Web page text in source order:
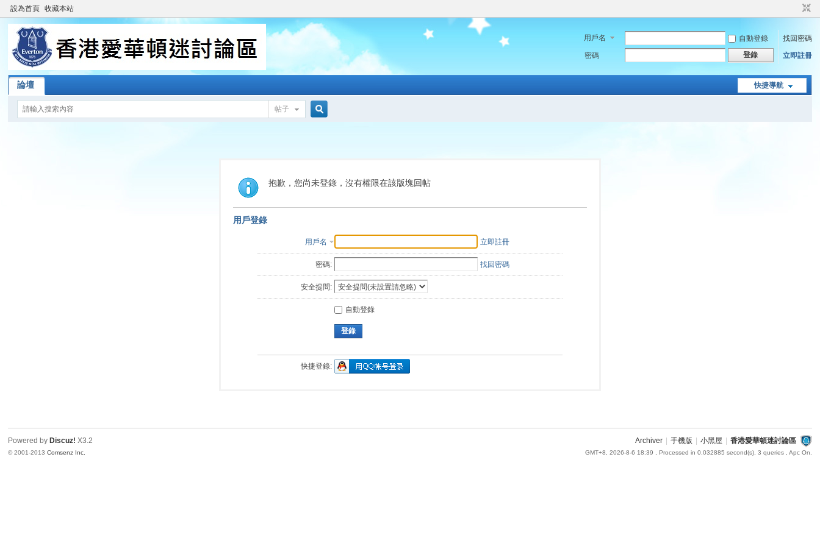
設為首頁 收藏本站
用戶名 自動登錄
找回密碼
密碼
登錄 立即註冊
快捷導航
論壇
帖子
索
抱歉，您尚未登錄，沒有權限在該版塊回帖
用戶登錄
用戶名 立即註冊
密碼: 找回密碼
安全提問:
自動登錄
登錄
快捷登錄:
Archiver 手機版 小黑屋 香港愛華頓迷討論區
GMT+8, 2026-8-6 18:39 , Processed in 0.032885 second(s), 3 queries , Apc On.
Powered by Discuz! X3.2
© 2001-2013Comsenz Inc.